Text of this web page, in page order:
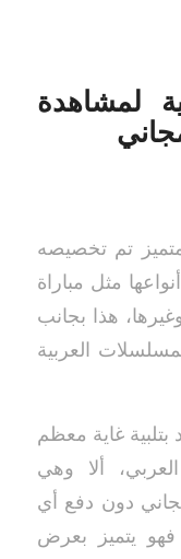
لمشاهدة
تم تخصيصه
مثل مباراة
هذا بجانب
العربية
غاية معظم
ألا وهي
دون دفع أي
يتميز بعرض